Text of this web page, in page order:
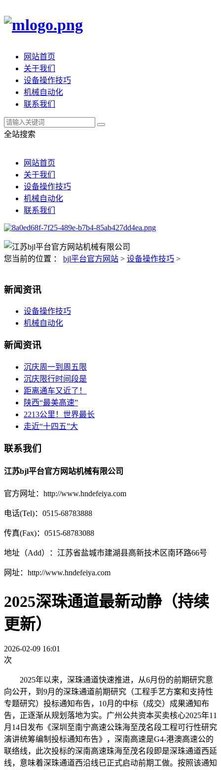
网站首页
关于我们
设备操作技巧
机械自动化
联系我们
全站搜索
网站首页
关于我们
设备操作技巧
机械自动化
联系我们
您当前的位置 ： bjl平台官方网站 > 设备操作技巧 >
新闻资讯
设备操作技巧
机械自动化
新闻资讯
沉庆周一到周五限
沉庆限行时间段是
距离通车又近了！
陕西“最美高速”
2213公里！世界最长
走近“十四五”大
联系我们
江苏bjl平台官方网站机械有限公司
官方网址：http://www.hndefeiya.com
电话(Tel)：0515-68783888
传真(Fax)：0515-68783088
地址（Add）：江苏省盐城市建湖县高新技术区南环路66号
网址：http://www.hndefeiya.com
2025深珠通道最新动静（持续
更新）
2026-02-09 16:01
次
2025年以来，深珠通道快速推进，从6月份的前期研究意
向公开，到9月的深珠通道前期研究（工程手艺方案和支持性
专题研究）投标通知布告，10月的中标（成交）成果通知布
告，正逐渐从规划落地为实。广州公共资本买卖核心2025年11
月14日发布《深圳至南宁高速公珠海至茂名段工程可行性研究
演讲统筹编制投标通知布告》，深南高速是G4-港澳高速公的
联络线，此次投标的深南高速珠海至茂名段即是深珠通道西延
线，意味着深珠通道西沿线已正式启动前期工做。按照该通知